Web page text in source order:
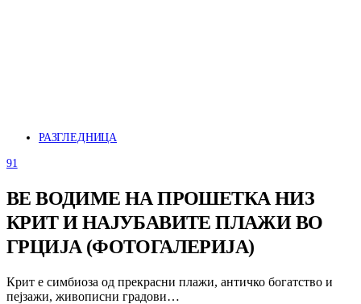
РАЗГЛЕДНИЦА
91
ВЕ ВОДИМЕ НА ПРОШЕТКА НИЗ
КРИТ И НАЈУБАВИТЕ ПЛАЖИ ВО
ГРЦИЈА (ФОТОГАЛЕРИЈА)
Крит е симбиоза од прекрасни плажи, античко богатство и
пејзажи, живописни градови…